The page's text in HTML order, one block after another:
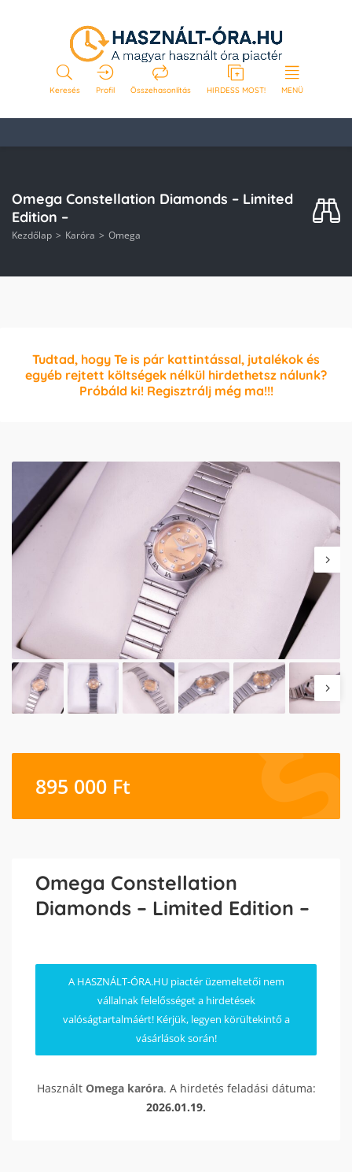
Keresés Profil Összehasonlítás HIRDESS MOST! MENÜ
Omega Constellation Diamonds – Limited
Edition –
Kezdőlap Karóra Omega
Tudtad, hogy Te is pár kattintással, jutalékok és
egyéb rejtett költségek nélkül hirdethetsz nálunk?
Próbáld ki! Regisztrálj még ma!!!
895 000 Ft
Omega Constellation
Diamonds – Limited Edition –
A HASZNÁLT-ÓRA.HU piactér üzemeltetői nem
vállalnak felelősséget a hirdetések
valóságtartalmáért! Kérjük, legyen körültekintő a
vásárlások során!
Használt Omega karóra. A hirdetés feladási dátuma:
2026.01.19.